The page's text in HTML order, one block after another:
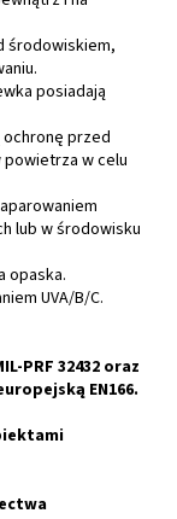
środowiskiem,
posiadają
przed
w celu
lub w środowisku
opaska.
UVA/B/C.
PRF 32432 oraz
EN166.